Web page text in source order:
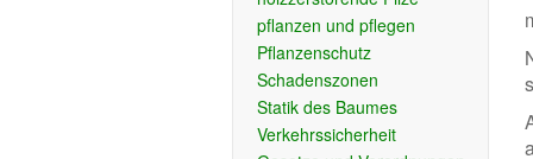
pflanzen und pflegen
Pflanzenschutz
Schadenszonen
Statik des Baumes
Verkehrssicherheit